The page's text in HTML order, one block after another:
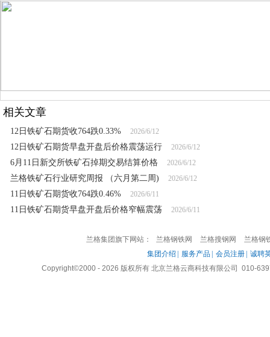
相关文章
12日铁矿石期货收764跌0.33% 2026/6/12
12日铁矿石期货早盘开盘后价格震荡运行 2026/6/12
6月11日新交所铁矿石掉期交易结算价格 2026/6/12
兰格铁矿石行业研究周报 （六月第二周) 2026/6/12
11日铁矿石期货收764跌0.46% 2026/6/11
11日铁矿石期货早盘开盘后价格窄幅震荡 2026/6/11